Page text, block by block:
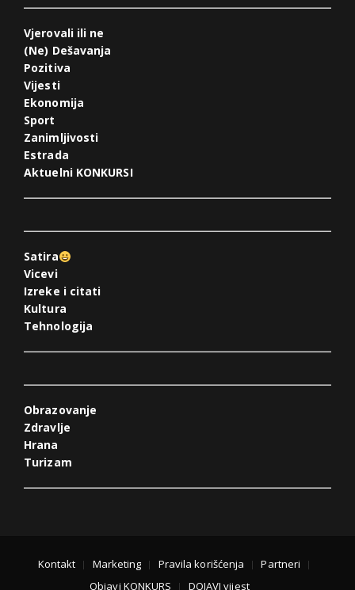
Vjerovali ili ne
(Ne) Dešavanja
Pozitiva
Vijesti
Ekonomija
Sport
Zanimljivosti
Estrada
Aktuelni KONKURSI
Satira
Vicevi
Izreke i citati
Kultura
Tehnologija
Obrazovanje
Zdravlje
Hrana
Turizam
Kontakt Marketing Pravila korišćenja
Partneri
Objavi KONKURS
DOJAVI vijest